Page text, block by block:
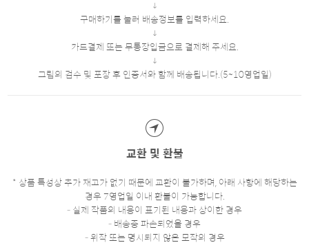
구매하기를 눌러 배송정보를 입력하세요.
카드결제 또는 무통장입금으로 결제해 주세요.
그림의 검수 및 포장 후 인증서와 함께 배송됩니다.(5~10영업일)
교환 및 환불
* 상품 특성상 추가 재고가 없기 때문에 교환이 불가하며, 아래 사항에 해당하는
경우 7영업일 이내 환불이 가능합니다.
- 실제 작품의 내용이 표기된 내용과 상이한 경우
- 배송중 파손되었을 경우
- 위작 또는 명시되지 않은 모작의 경우